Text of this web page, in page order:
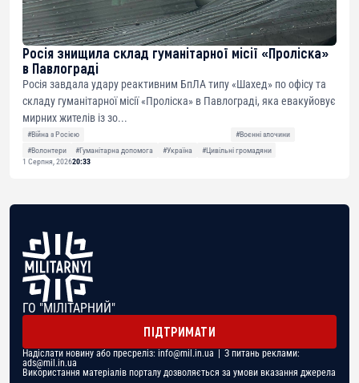
Росія знищила склад гуманітарної місії «Проліска»
в Павлограді
Росія завдала удару реактивним БпЛА типу «Шахед» по офісу та
складу гуманітарної місії «Проліска» в Павлограді, яка евакуйовує
мирних жителів із зо...
#Війна з Росією
#Воєнні злочини
#Волонтери
#Гуманітарна допомога #Україна
#Цивільні громадяни
1 Серпня, 202620:33
ГО "МІЛІТАРНИЙ"
ПІДТРИМАТИ
Надіслати новину або пресреліз: info@mil.in.ua | З питань реклами:
ads@mil.in.ua
Використання матеріалів порталу дозволяється за умови вказання джерела